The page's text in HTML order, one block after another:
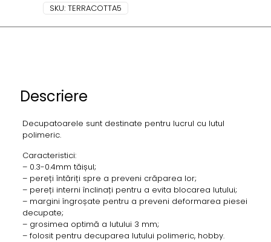
SKU:TERRACOTTA5
Descriere
Decupatoarele sunt destinate pentru lucrul cu lutul
polimeric.
Caracteristici:
– 0.3-0.4mm tăișul;
– pereți întăriți spre a preveni crăparea lor;
– pereți interni înclinați pentru a evita blocarea lutului;
– margini îngroșate pentru a preveni deformarea piesei
decupate;
– grosimea optimă a lutului 3 mm;
– folosit pentru decuparea lutului polimeric, hobby.